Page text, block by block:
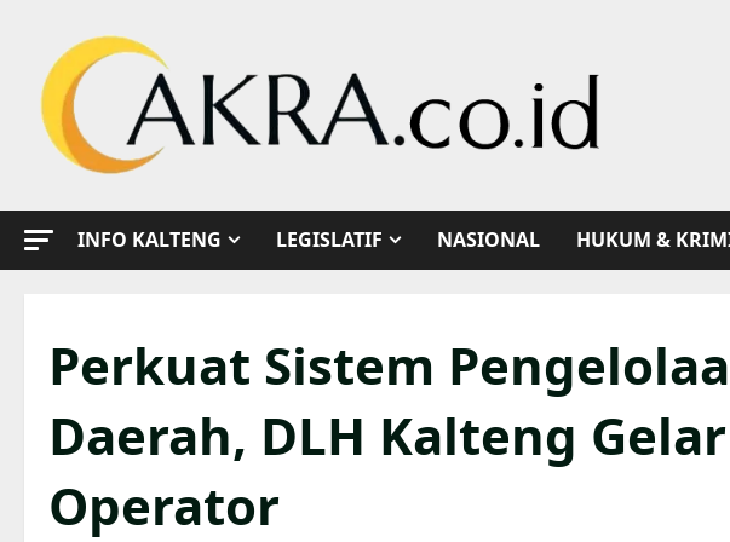
content
INFO KALTENG LEGISLATIF NASIONAL HUKUM &
Perkuat Sistem
Daerah, DLH Kalteng
Operator